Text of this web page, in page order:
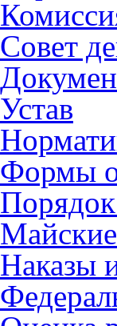
Совет
Устав
Формы
Наказы